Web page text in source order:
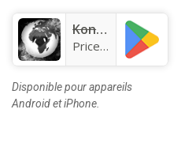
KongoLisolo
Price:Free
Disponible pour appareils
Android et iPhone.